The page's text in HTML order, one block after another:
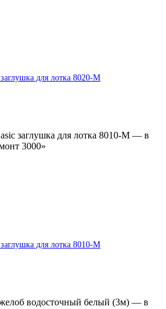
для лотка 8020-М
для лотка 8010-М